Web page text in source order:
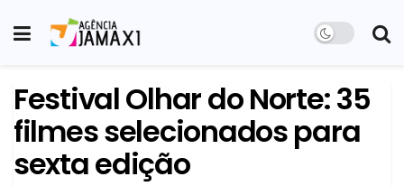
Festival Olhar do Norte: 35
filmes selecionados para
sexta edição